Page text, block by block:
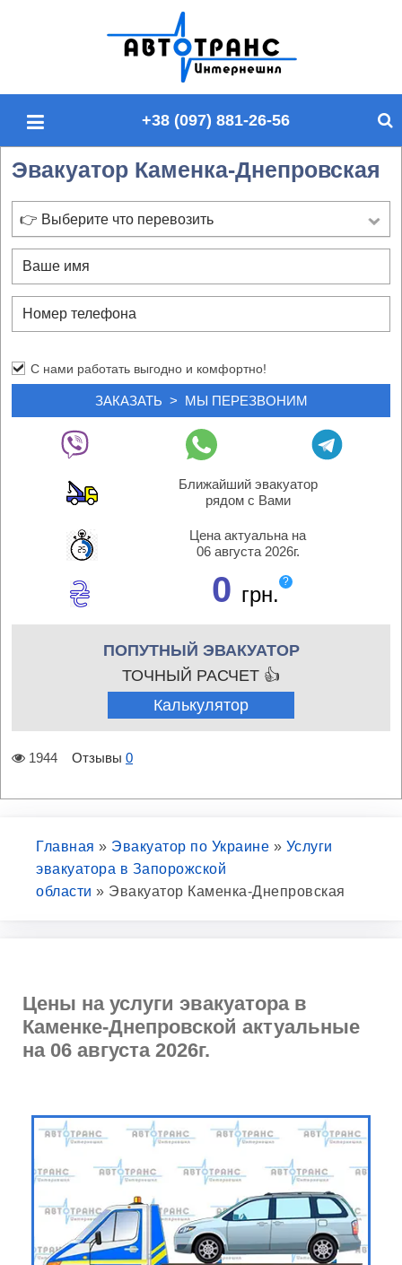
п
о
й
у
+38 (097) 881-26-56
Эвакуатор Каменка-Днепровская
👉 Выберите что перевозить
С нами работать выгодно и комфортно!
Ближайший эвакуатор
рядом с Вами
Цена актуальна на
06 августа 2026г.
0 грн.
?
ПОПУТНЫЙ ЭВАКУАТОР
ТОЧНЫЙ РАСЧЕТ 👍
Калькулятор
1944 Отзывы 0
Главная » Эвакуатор по Украине » Услуги
эвакуатора в Запорожской
области » Эвакуатор Каменка-Днепровская
Цены на услуги эвакуатора в
Каменке-Днепровской актуальные
на 06 августа 2026г.